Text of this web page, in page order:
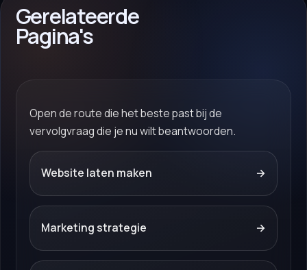
Gerelateerde
Pagina's
Open de route die het beste past bij de
vervolgvraag die je nu wilt beantwoorden.
Website laten maken →
Marketing strategie →